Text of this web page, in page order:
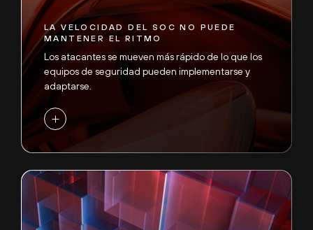
LA VELOCIDAD DEL SOC NO PUEDE
MANTENER EL RITMO
Los atacantes se mueven más rápido de lo que los
equipos de seguridad pueden implementarse y
adaptarse.
+